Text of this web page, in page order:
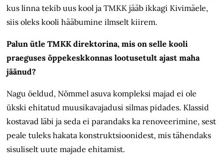
kus linna tekib uus kool ja TMKK jääb ikkagi Kivimäele,
siis oleks kooli hääbumine ilmselt kiirem.
Palun ütle TMKK direktorina, mis on selle kooli
praeguses õppekeskkonnas lootusetult ajast maha
jäänud?
Nagu öeldud, Nõmmel asuva kompleksi majad ei ole
ükski ehitatud muusikavajadusi silmas pidades. Klassid
kostavad läbi ja seda ei parandaks ka renoveerimine, sest
peale tuleks hakata konstruktsioonidest, mis tähendaks
sisuliselt uute majade ehitamist.